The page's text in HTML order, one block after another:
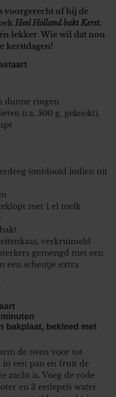
voorgerecht of bij de
Heel Holland bakt Kerst.
lekker. Wie wil dat nou
kerstdagen!
dunne ringen
(ca. 500 g, gekookt),
(ontdooid indien uit
met 1 el melk
verkruimeld
gemengd met een
een scheutje extra
bakplaat, bekleed met
de oven voor tot
in een pan en fruit de
zacht is. Voeg de rode
en 3 eetlepels water